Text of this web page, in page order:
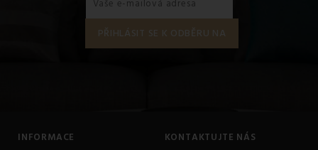
INFORMACE
KONTAKTUJTE NÁS